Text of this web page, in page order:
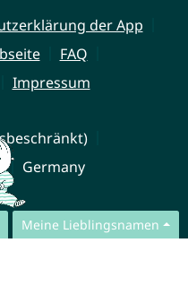
Meine Lieblingsnamen
der App
FAQ
Impressum
Germany